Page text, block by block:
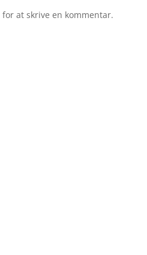
for at skrive en kommentar.